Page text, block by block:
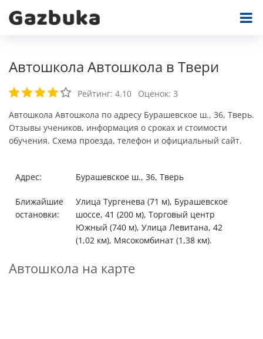
Автошкола Автошкола в Твери
Рейтинг: 4.10 Оценок: 3
Автошкола Автошкола по адресу Бурашевское ш., 36, Тверь.
Отзывы учеников, информация о сроках и стоимости
обучения. Схема проезда, телефон и официальный сайт.
Адрес: Бурашевское ш., 36, Тверь
Ближайшие
остановки:
Улица Тургенева (71 м), Бурашевское
шоссе, 41 (200 м), Торговый центр
Южный (740 м), Улица Левитана, 42
(1,02 км), Мясокомбинат (1,38 км).
Автошкола на карте